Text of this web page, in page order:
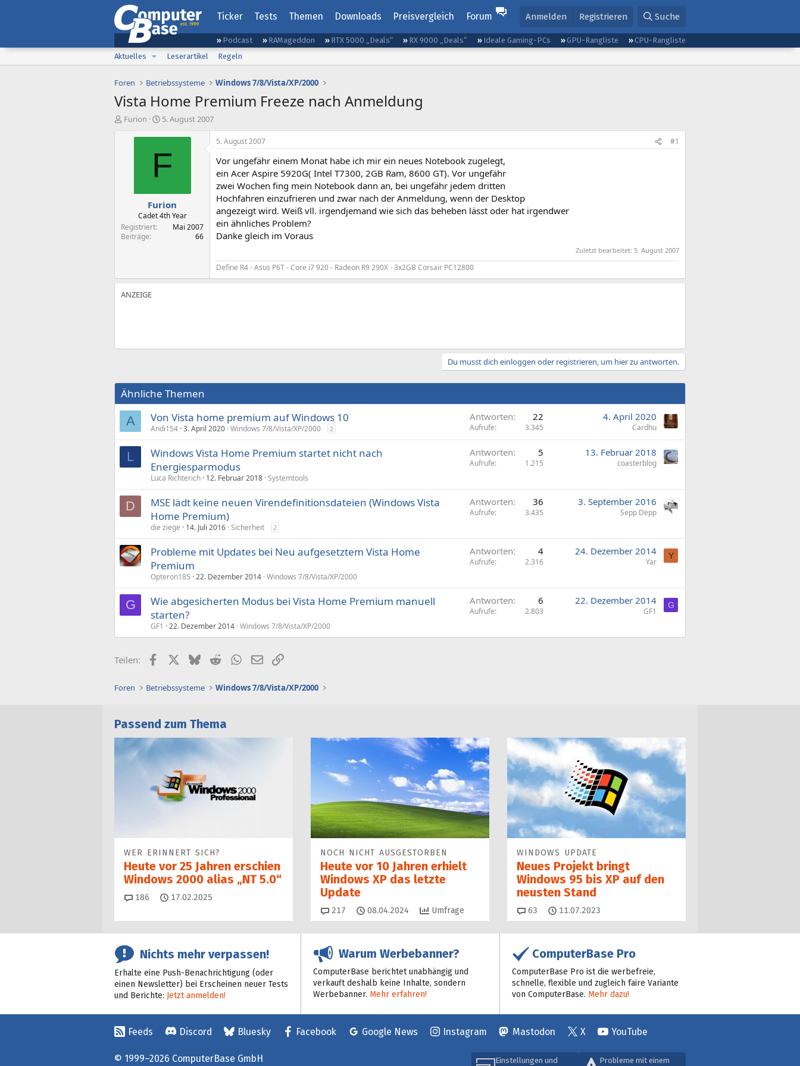
Ticker Tests Themen Downloads Preisvergleich Forum Anmelden Registrieren Suche
Podcast RAMageddon RTX 5000 „Deals“ RX 9000 „Deals“ Ideale Gaming-PCs GPU-Rangliste
CPU-Rangliste
Aktuelles
Leserartikel Regeln
Foren Betriebssysteme Windows 7/8/Vista/XP/2000
Vista Home Premium Freeze nach Anmeldung
E
Furion
E
s
t
a
m
5. August 2007
F
Furion
Cadet 4th Year
Registriert
Mai 2007
Beiträge
66
5. August 2007 #1
Vor ungefähr einem Monat habe ich mir ein neues Notebook zugelegt,
ein Acer Aspire 5920G( Intel T7300, 2GB Ram, 8600 GT). Vor ungefähr
zwei Wochen fing mein Notebook dann an, bei ungefähr jedem dritten
Hochfahren einzufrieren und zwar nach der Anmeldung, wenn der Desktop
angezeigt wird. Weiß vll. irgendjemand wie sich das beheben lässt oder hat irgendwer
ein ähnliches Problem?
Danke gleich im Voraus
Zuletzt bearbeitet: 5. August 2007
Define R4 - Asus P6T - Core i7 920 - Radeon R9 290X - 3x2GB Corsair PC12800
Du musst dich einloggen oder registrieren, um hier zu antworten.
Ähnliche Themen
A Von Vista home premium auf Windows 10
Andi154 3. April 2020 Windows 7/8/Vista/XP/2000 2
Antworten 22
Aufrufe 3.345
4. April 2020
Cardhu
L
Windows Vista Home Premium startet nicht nach
Energiesparmodus
Luca Richterich 12. Februar 2018 Systemtools
Antworten 5
Aufrufe 1.215
13. Februar 2018
coasterblog
D
MSE lädt keine neuen Virendefinitionsdateien (Windows Vista
Home Premium)
die ziege 14. Juli 2016 Sicherheit 2
Antworten 36
Aufrufe 3.435
3. September 2016
Sepp Depp
Probleme mit Updates bei Neu aufgesetztem Vista Home
Premium
Opteron185 22. Dezember 2014 Windows 7/8/Vista/XP/2000
Antworten 4
Aufrufe 2.316
24. Dezember 2014
Yar
Y
G
Wie abgesicherten Modus bei Vista Home Premium manuell
starten?
GF1 22. Dezember 2014 Windows 7/8/Vista/XP/2000
Antworten 6
Aufrufe 2.803
22. Dezember 2014
GF1
G
Teilen: FacebookX (Twitter)
BlueskyRedditWhatsApp
E-MailLink
Foren Betriebssysteme Windows 7/8/Vista/XP/2000
Passend zum Thema
WER ERINNERT SICH?
Heute vor 25 Jahren erschien
Windows 2000 alias „NT 5.0“
186 Kommentare
17.02.2025
NOCH NICHT AUSGESTORBEN
Heute vor 10 Jahren erhielt
Windows XP das letzte
Update
217 Kommentare
08.04.2024 Umfrage
WINDOWS UPDATE
Neues Projekt bringt
Windows 95 bis XP auf den
neusten Stand
63 Kommentare
11.07.2023
Nichts mehr verpassen!
Erhalte eine Push-Benachrichtigung (oder
einen Newsletter) bei Erscheinen neuer Tests
und Berichte: Jetzt anmelden!
Warum Werbebanner?
ComputerBase berichtet unabhängig und
verkauft deshalb keine Inhalte, sondern
Werbebanner. Mehr erfahren!
ComputerBase Pro
ComputerBase Pro ist die werbefreie,
schnelle, flexible und zugleich faire Variante
von ComputerBase. Mehr dazu!
Feeds Discord Bluesky Facebook Google News Instagram Mastodon X YouTube
Einstellungen und
Probleme mit einem
© 1999–2026 ComputerBase GmbH